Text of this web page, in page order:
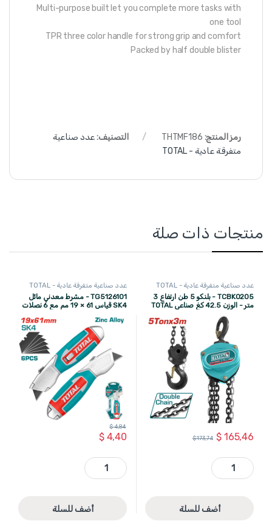
Multi-purpose built let you complete more tasks with
one tool
TPR three color handle for strong grip and comfort
Packed by half double blister
رمز المنتج: THTMF186 التصنيف:عدد صناعية
متفرقة عادية - TOTAL
منتجات ذات صلة
عدد صناعية متفرقة عادية - TOTAL
TCBK0205 - بلنكو 5 طن ارتفاع 3
متر - الوزن 42.5 كغ صناعي TOTAL
$165,46
$173,74
TCBK0205 - بلنكو 5 طن ارتفاع 3 متر - الوزن 42.5 كغ صناعي TOTAL quantity
أضف للسلة
عدد صناعية متفرقة عادية - TOTAL
TG5126101 - مشرط معدني مائل
SK4 قياس 61 × 19 مم مع 6 نصلات
$4,40
$4,84
TG5126101 - مشرط معدني مائل SK4 قياس 61 × 19 مم مع 6 نصلات TOTAL quantity
أضف للسلة